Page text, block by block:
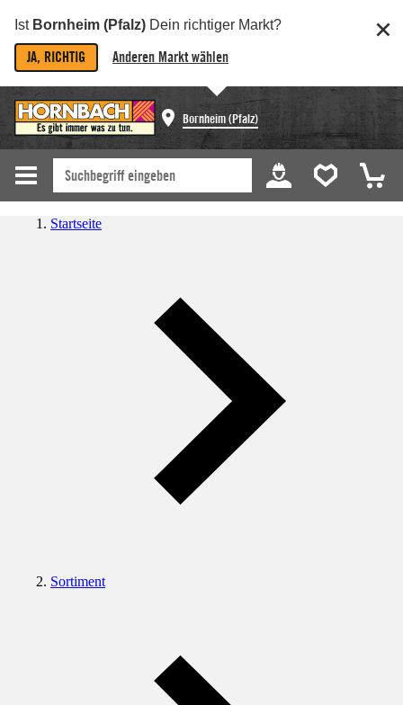
Ist Bornheim (Pfalz) Dein richtiger Markt?
JA, RICHTIG Anderen Markt wählen
Bornheim (Pfalz)
Startseite
Sortiment